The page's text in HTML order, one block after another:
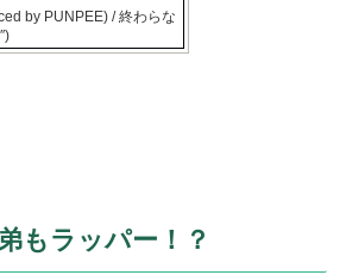
by PUNPEE) / 終わらな
もラッパー！？